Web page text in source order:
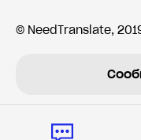
© NeedTranslate,